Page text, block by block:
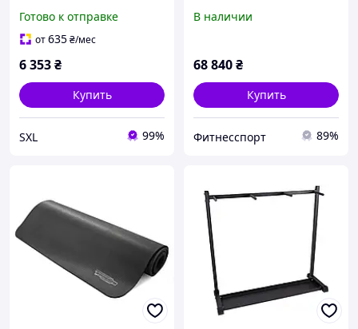
Home TI-968-745-36-1 для
домашних
Готово к отправке
от635₴/мес
6 353₴
Купить
SXL 99%
В наличии
68 840₴
Купить
Фитнесспорт 89%